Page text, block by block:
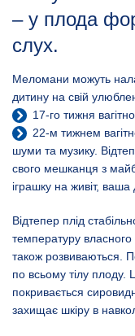
– у плода
слух.
Меломани можуть
дитину на свій
17-го тижня
22-м тижнем
шуми та музику.
свого мешканця з
іграшку на живіт,
Відтепер плід
температуру власного
також розвиваються.
по всьому тілу плоду.
покривається
захищає шкіру в